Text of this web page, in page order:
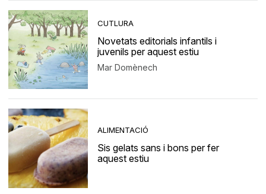
CUTLURA
Novetats editorials infantils i
juvenils per aquest estiu
Mar Domènech
ALIMENTACIÓ
Sis gelats sans i bons per fer
aquest estiu